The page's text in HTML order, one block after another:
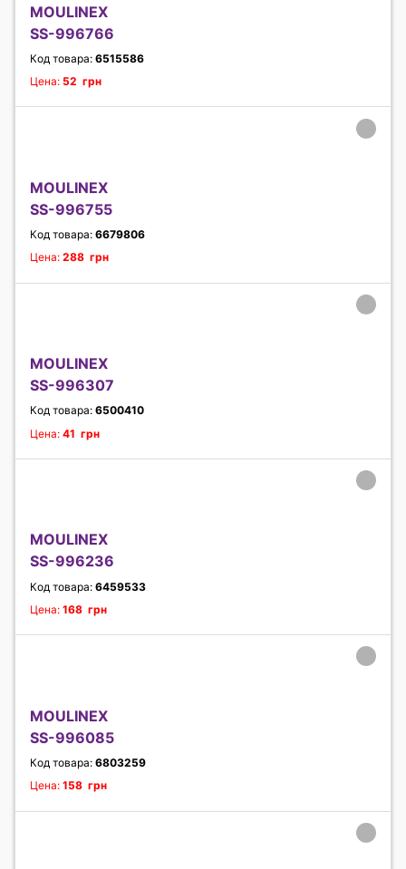
MOULINEX
SS-996766
Код товара: 6515586
Цена: 52 грн
MOULINEX
SS-996755
Код товара: 6679806
Цена: 288 грн
MOULINEX
SS-996307
Код товара: 6500410
Цена: 41 грн
MOULINEX
SS-996236
Код товара: 6459533
Цена: 168 грн
MOULINEX
SS-996085
Код товара: 6803259
Цена: 158 грн